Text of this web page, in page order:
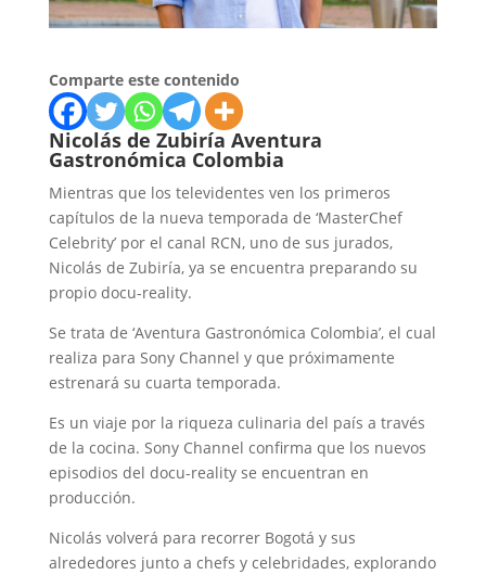
Comparte este contenido
Nicolás de Zubiría Aventura
Gastronómica Colombia
Mientras que los televidentes ven los primeros
capítulos de la nueva temporada de ‘MasterChef
Celebrity’ por el canal RCN, uno de sus jurados,
Nicolás de Zubiría, ya se encuentra preparando su
propio docu-reality.
Se trata de ‘Aventura Gastronómica Colombia’, el cual
realiza para Sony Channel y que próximamente
estrenará su cuarta temporada.
Es un viaje por la riqueza culinaria del país a través
de la cocina. Sony Channel confirma que los nuevos
episodios del docu-reality se encuentran en
producción.
Nicolás volverá para recorrer Bogotá y sus
alrededores junto a chefs y celebridades, explorando